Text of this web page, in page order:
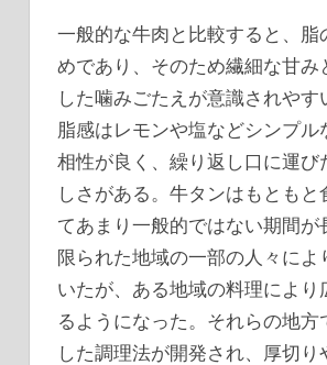
一般的な牛肉と比較すると、脂
めであり、そのため繊細な甘み
した噛みごたえが意識されやす
脂感はレモンや塩などシンプル
相性が良く、繰り返し口に運び
しさがある。牛タンはもともと
てあまり一般的ではない期間が
限られた地域の一部の人々によ
いたが、ある地域の料理により
るようになった。それらの地方
した調理法が開発され、厚切り